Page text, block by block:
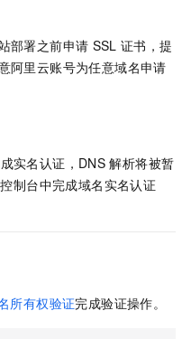
部署之前申请 SSL 证书，提
阿里云账号为任意域名申请
实名认证，DNS 解析将被暂
制台中完成域名实名认证
所有权验证完成验证操作。
通过自然语言交互简化开发流程,全栈开发支持